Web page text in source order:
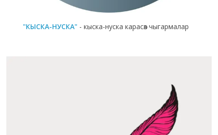
"КЫСКА-НУСКА" - кыска-нуска карасөз чыгармалар